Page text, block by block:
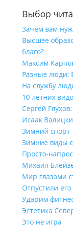
Выбор
Зачем вам
Высшее
благо?
Максим
Разные люди:
На службу
10 летних
Сергей
Исаак
Зимний спорт
Зимние виды
Просто-
Михаил
Мир глазами
Отпустили
Ударим
Эстетика
Это не игра